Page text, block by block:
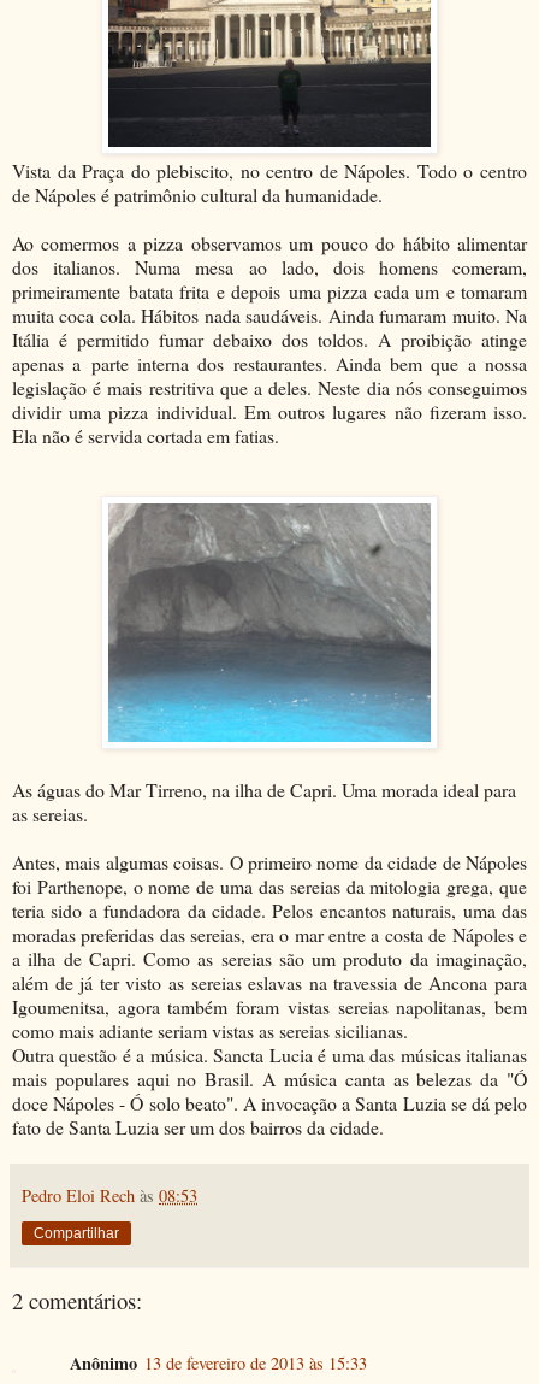
Vista da Praça do plebiscito, no centro de Nápoles. Todo o centro
de Nápoles é patrimônio cultural da humanidade.
Ao comermos a pizza observamos um pouco do hábito alimentar
dos italianos. Numa mesa ao lado, dois homens comeram,
primeiramente batata frita e depois uma pizza cada um e tomaram
muita coca cola. Hábitos nada saudáveis. Ainda fumaram muito. Na
Itália é permitido fumar debaixo dos toldos. A proibição atinge
apenas a parte interna dos restaurantes. Ainda bem que a nossa
legislação é mais restritiva que a deles. Neste dia nós conseguimos
dividir uma pizza individual. Em outros lugares não fizeram isso.
Ela não é servida cortada em fatias.
As águas do Mar Tirreno, na ilha de Capri. Uma morada ideal para
as sereias.
Antes, mais algumas coisas. O primeiro nome da cidade de Nápoles
foi Parthenope, o nome de uma das sereias da mitologia grega, que
teria sido a fundadora da cidade. Pelos encantos naturais, uma das
moradas preferidas das sereias, era o mar entre a costa de Nápoles e
a ilha de Capri. Como as sereias são um produto da imaginação,
além de já ter visto as sereias eslavas na travessia de Ancona para
Igoumenitsa, agora também foram vistas sereias napolitanas, bem
como mais adiante seriam vistas as sereias sicilianas.
Outra questão é a música. Sancta Lucia é uma das músicas italianas
mais populares aqui no Brasil. A música canta as belezas da "Ó
doce Nápoles - Ó solo beato". A invocação a Santa Luzia se dá pelo
fato de Santa Luzia ser um dos bairros da cidade.
Pedro Eloi Rech às 08:53
Compartilhar
2 comentários:
Anônimo 13 de fevereiro de 2013 às 15:33